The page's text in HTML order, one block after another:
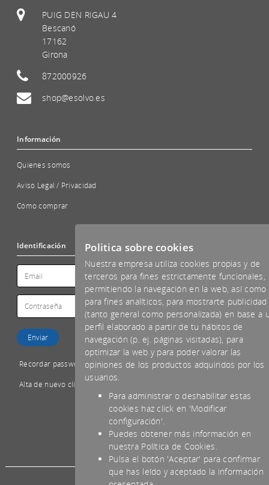
PUIG DEN RIGAU 4
Bescanó
17162
Girona
872000926
shop@esolvo.es
Información
Quienes somos
Aviso Legal / Privacidad
Cómo comprar
Identificación
Recordar password
Alta de nuevo cliente
*IVA NO INCLUIDO
Politica sobre cookies
Nuestra empresa utiliza cookies propias y de
terceros para fines estrictamente funcionales,
permitiendo la navegación en la web, así como
para fines analíticos, para mostrarte publicidad
(tanto general como personalizada) en base a
perfil elaborado a partir de tu hábitos de
navegación (p. ej. páginas visitadas), para
optimizar la web y para poder valorar las
opiniones de los productos adquiridos por los
usuarios.
Para administrar o deshabilitar estas
cookies haz click en 'Modificar
configuración'.
Puedes obtener más información en
nuestra Política de Cookies.
Pulsa el botón 'Aceptar' para confirmar
que has leído y aceptado la información